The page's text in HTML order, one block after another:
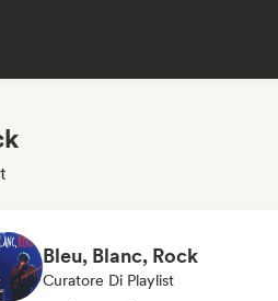
Bleu, Blanc, Rock
Curatore Di Playlist